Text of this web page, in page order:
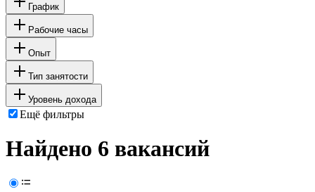
График
Рабочие часы
Опыт
Тип занятости
Уровень дохода
Ещё фильтры
Найдено 6 вакансий